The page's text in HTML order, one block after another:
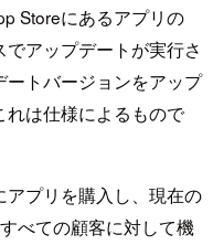
Storeにあるアプリの
アップデートが実行さ
トバージョンをアップ
れは仕様によるもので
プリを購入し、現在の
べての顧客に対して機